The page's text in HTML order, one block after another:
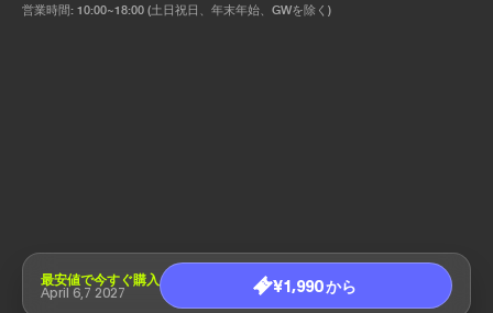
最安値で今すぐ購入
April 6,7 2027
¥1,990 から
営業時間: 10:00~18:00 (土日祝日、年末年始、GWを除く)